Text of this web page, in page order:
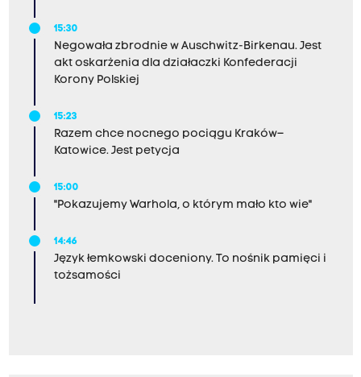
15:30
Negowała zbrodnie w Auschwitz-Birkenau. Jest
akt oskarżenia dla działaczki Konfederacji
Korony Polskiej
15:23
Razem chce nocnego pociągu Kraków–
Katowice. Jest petycja
15:00
"Pokazujemy Warhola, o którym mało kto wie"
14:46
Język łemkowski doceniony. To nośnik pamięci i
tożsamości